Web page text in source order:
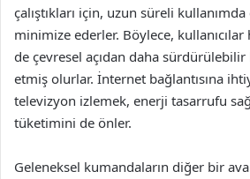
çalıştıkları için, uzun süreli
minimize ederler. Böylece,
de çevresel açıdan daha
etmiş olurlar. İnternet bağlantısına
televizyon izlemek, enerji tasarrufu
tüketimini de önler.
Geleneksel kumandaların diğer bir